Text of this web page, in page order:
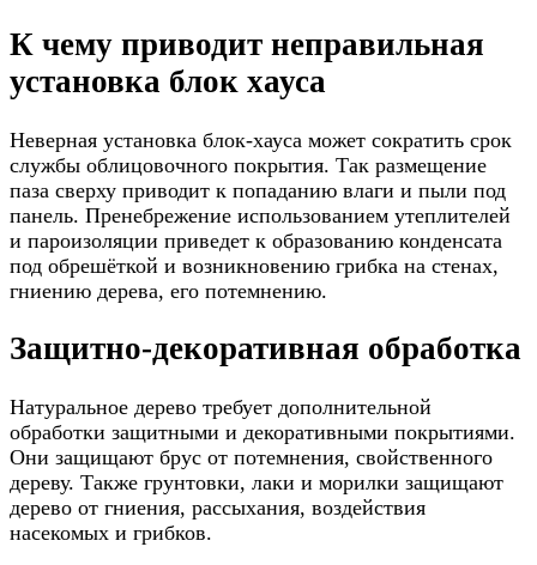
К чему приводит неправильная
установка блок хауса
Неверная установка блок-хауса может сократить срок
службы облицовочного покрытия. Так размещение
паза сверху приводит к попаданию влаги и пыли под
панель. Пренебрежение использованием утеплителей
и пароизоляции приведет к образованию конденсата
под обрешёткой и возникновению грибка на стенах,
гниению дерева, его потемнению.
Защитно-декоративная обработка
Натуральное дерево требует дополнительной
обработки защитными и декоративными покрытиями.
Они защищают брус от потемнения, свойственного
дереву. Также грунтовки, лаки и морилки защищают
дерево от гниения, рассыхания, воздействия
насекомых и грибков.